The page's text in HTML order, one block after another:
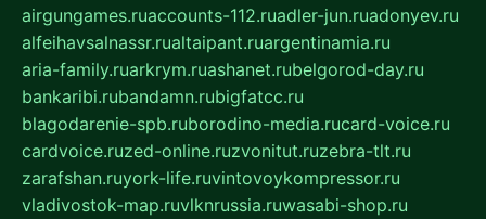
airgungames.ruaccounts-112.ruadler-jun.ruadonyev.ru
alfeihavsalnassr.rualtaipant.ruargentinamia.ru
aria-family.ruarkrym.ruashanet.rubelgorod-day.ru
bankaribi.rubandamn.rubigfatcc.ru
blagodarenie-spb.ruborodino-media.rucard-voice.ru
cardvoice.ruzed-online.ruzvonitut.ruzebra-tlt.ru
zarafshan.ruyork-life.ruvintovoykompressor.ru
vladivostok-map.ruvlknrussia.ruwasabi-shop.ru